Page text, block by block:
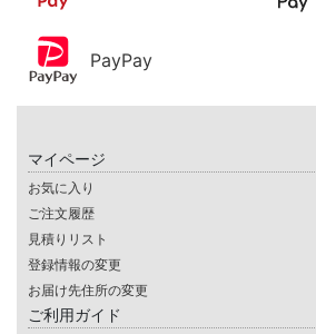
PayPay
マイページ
お気に入り
ご注文履歴
見積りリスト
登録情報の変更
お届け先住所の変更
ご利用ガイド